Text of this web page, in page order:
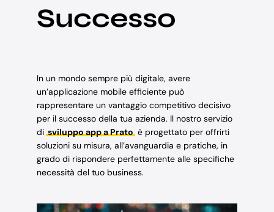
Successo
In un mondo sempre più digitale, avere
un’applicazione mobile efficiente può
rappresentare un vantaggio competitivo decisivo
per il successo della tua azienda. Il nostro servizio
di sviluppo app a Pratoè progettato per offrirti
soluzioni su misura, all’avanguardia e pratiche, in
grado di rispondere perfettamente alle specifiche
necessità del tuo business.